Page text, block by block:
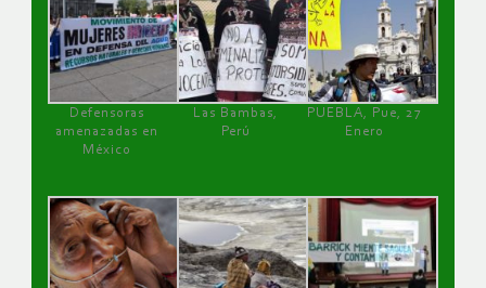
Defensoras
amenazadas en
México
Las Bambas,
Perú
PUEBLA, Pue, 27
Enero